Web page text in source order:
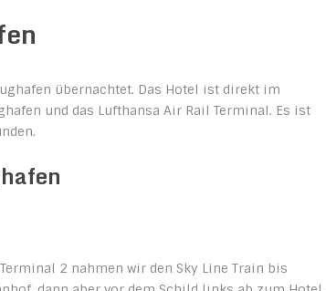
übernachtet. Das Hotel ist direkt im
und das Lufthansa Air Rail Terminal. Es ist
2 nahmen wir den Sky Line Train bis